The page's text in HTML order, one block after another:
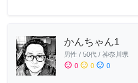
かんちゃん1
男性 / 50代 / 神奈川県
sentiment_satisfied 0 sentiment_neutral 0 sentiment_dissatisfied 0